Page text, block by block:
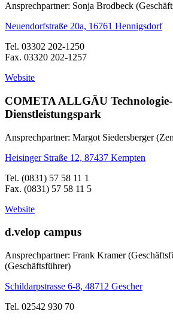
Ansprechpartner: Sonja Brodbeck
Neuendorfstraße 20a, 16761 Hennigsdorf
Tel. 03302 202-1250
Fax. 03320 202-1257
Website
COMETA ALLGÄU
Dienstleistungspark
Ansprechpartner: Margot Siedersberger
Heisinger Straße 12, 87437 Kempten
Tel. (0831) 57 58 11 1
Fax. (0831) 57 58 11 5
Website
d.velop campus
Ansprechpartner: Frank Kramer
(Geschäftsführer)
Schildarpstrasse 6-8, 48712 Gescher
Tel. 02542 930 70